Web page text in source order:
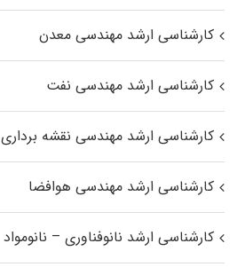
کارشناسی ارشد مهندسی معدن
کارشناسی ارشد مهندسی نفت
کارشناسی ارشد مهندسی نقشه برداری
کارشناسی ارشد مهندسی هوافضا
کارشناسی ارشد نانوفناوری – نانومواد